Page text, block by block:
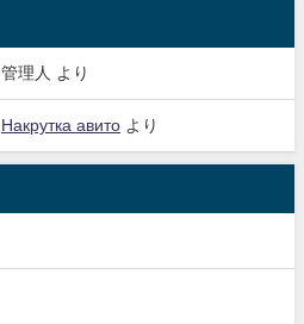
管理人 より
Накрутка авито より